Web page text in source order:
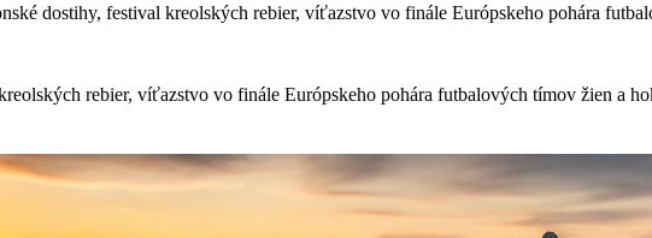
dostihy, festival kreolských rebier, víťazstvo vo finále Európskeho pohára
rebier, víťazstvo vo finále Európskeho pohára futbalových tímov žien a